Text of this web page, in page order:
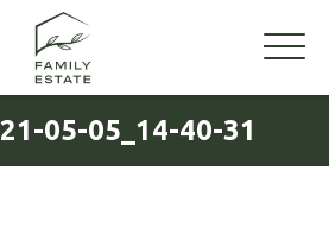
05-05_14-40-31